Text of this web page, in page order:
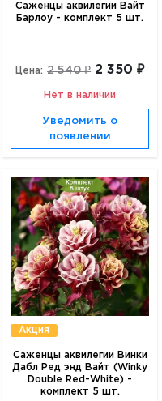
Саженцы аквилегии Вайт
Барлоу - комплект 5 шт.
Цена: 2 540 ₽ 2 350 ₽
Нет в наличии
Уведомить о
появлении
Акция
Саженцы аквилегии Винки
Дабл Ред энд Вайт (Winky
Double Red-White) -
комплект 5 шт.